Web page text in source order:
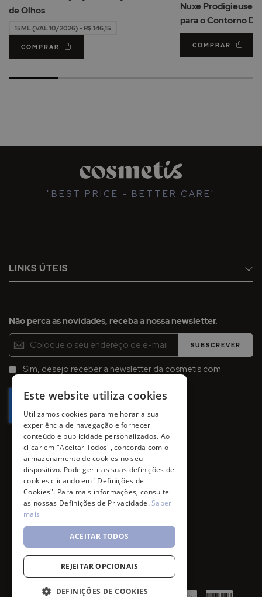
de Olhos
15ML (VAL 10/2026) - R$ 146,15
COMPRAR
Nuxe Prodigieuse
para o Contorno
COMPRAR
"BEST PRICE - BETTER CARE"
LINKS ÚTEIS
Não perca as novidades, receba a nossa newsletter.
Inscreva-
se
na
Newsletter:
SUBSCREVER
Sim, desejo receber a newsletter da cosmetis com
Este website utiliza cookies
Utilizamos cookies para melhorar a sua
experiência de navegação e fornecer
conteúdo e publicidade personalizados. Ao
clicar em "Aceitar Todos", concorda com o
armazenamento de cookies no seu
dispositivo. Pode gerir as suas definições de
cookies clicando em "Definições de
Cookies". Para mais informações, consulte
as nossas Definições de Privacidade.Saber
mais
ACEITAR TODOS
REJEITAR OPCIONAIS
DEFINIÇÕES DE COOKIES